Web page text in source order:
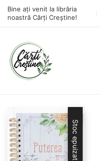
Bine ați venit la librăria
noastră Cărți Creștine!
Stoc epuizat